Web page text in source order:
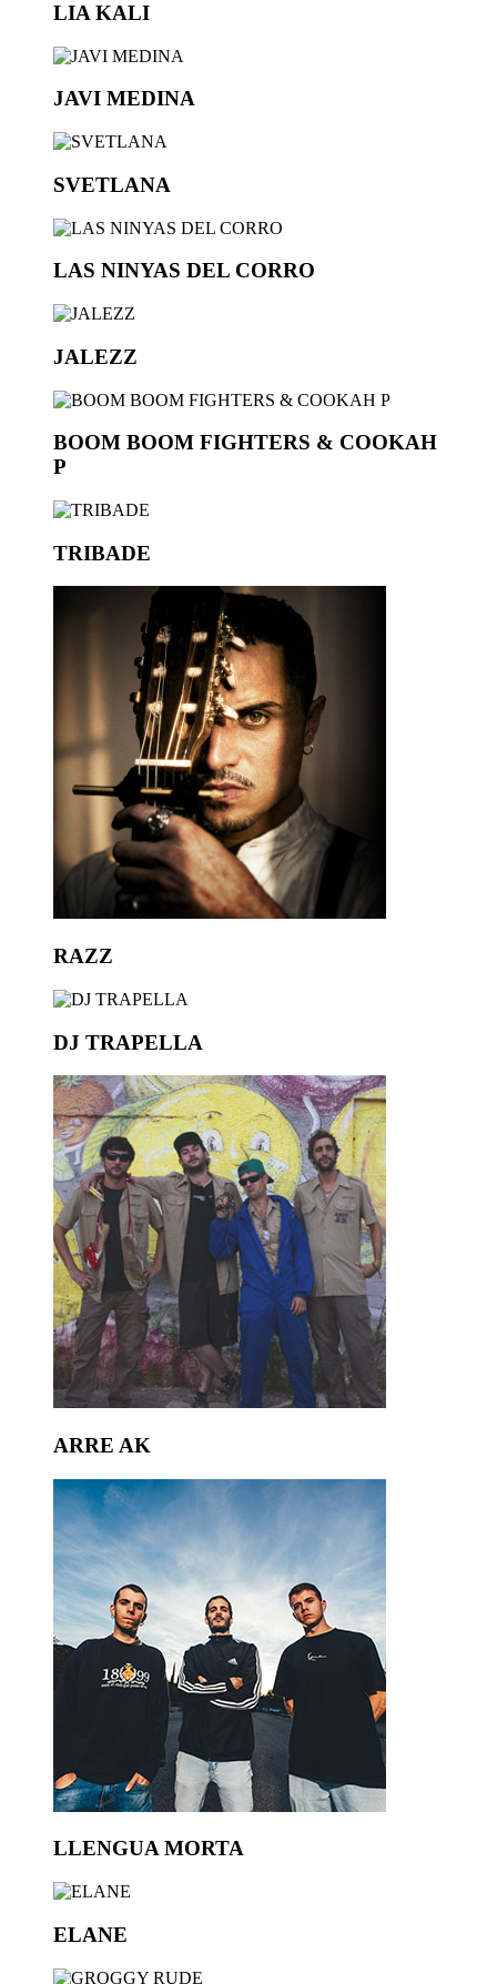
LIA KALI
JAVI MEDINA
SVETLANA
LAS NINYAS DEL CORRO
JALEZZ
BOOM BOOM FIGHTERS & COOKAH
P
TRIBADE
RAZZ
DJ TRAPELLA
ARRE AK
LLENGUA MORTA
ELANE